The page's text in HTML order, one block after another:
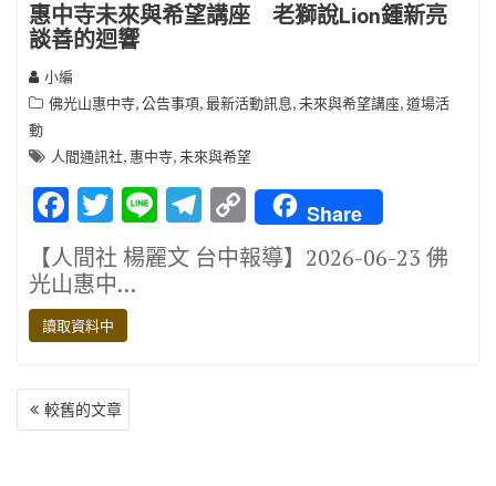
惠中寺未來與希望講座 老獅說Lion鍾新亮
談善的迴響
小編
佛光山惠中寺,公告事項,最新活動訊息,未來與希望講座,道場活
動
人間通訊社, 惠中寺,未來與希望
F
ac
e
b
o
o
k
T
w
it
te
r
Li
n
e
T
el
e
C
o
p
Share
【人間社 楊麗文 台中報導】2026-06-23 佛
光山惠中…
讀取資料中
文
章
較舊的文章